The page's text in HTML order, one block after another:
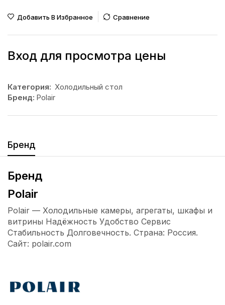
Добавить В Избранное Сравнение
Вход для просмотра цены
Категория: Холодильный стол
Бренд: Polair
Бренд
Бренд
Polair
Polair — Холодильные камеры, агрегаты, шкафы и
витрины Надёжность Удобство Сервис
Стабильность Долговечность. Страна: Россия.
Сайт: polair.com